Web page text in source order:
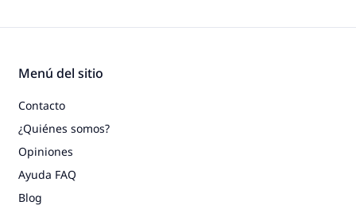
Menú del sitio
Contacto
¿Quiénes somos?
Opiniones
Ayuda FAQ
Blog